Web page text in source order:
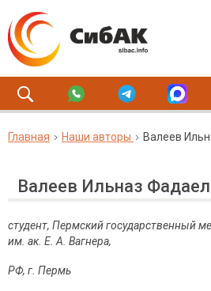
Главная Наши авторы Валеев
Валеев Ильназ
студент, Пермский государственный
им. ак. Е. А. Вагнера,
РФ, г. Пермь